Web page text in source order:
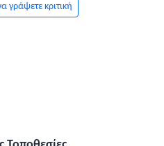
γράψετε κριτική